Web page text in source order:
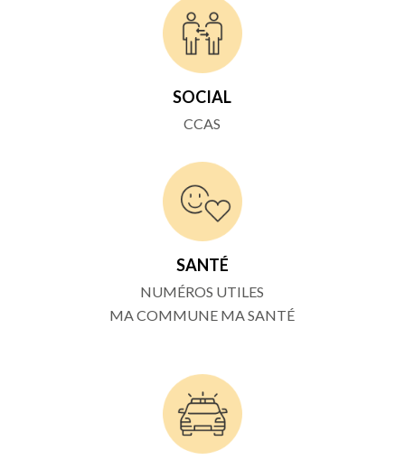
SOCIAL
CCAS
SANTÉ
NUMÉROS UTILES
MA COMMUNE MA SANTÉ